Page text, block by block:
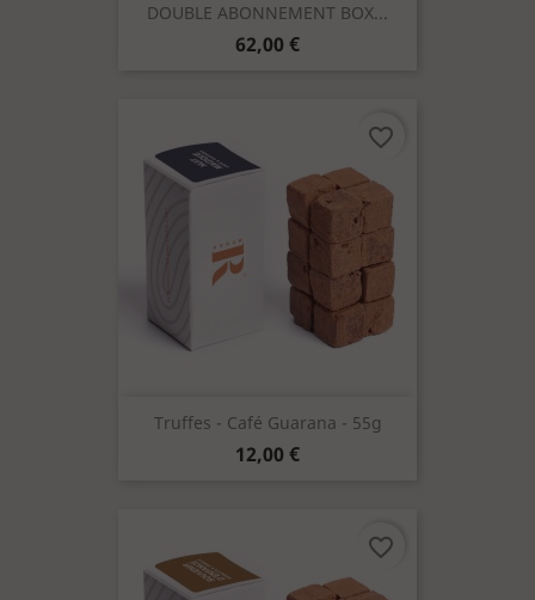
DOUBLE ABONNEMENT BOX...
Prix
62,00 €
Truffes - Café Guarana - 55g
Prix
12,00 €
favorite_border
favorite_border